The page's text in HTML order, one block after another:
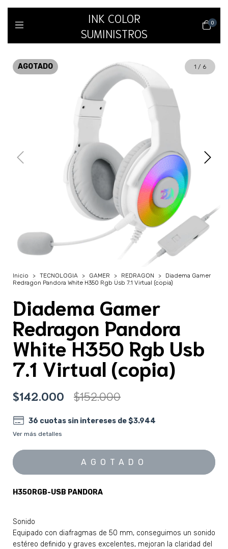
INK COLOR
SUMINISTROS
0
AGOTADO 1 / 6
Inicio > TECNOLOGIA > GAMER > REDRAGON >
Diadema Gamer
Redragon Pandora White H350 Rgb Usb 7.1 Virtual (copia)
Diadema Gamer
Redragon Pandora
White H350 Rgb Usb
7.1 Virtual (copia)
$142.000 $152.000
36 cuotas sin intereses de$3.944
Ver más detalles
H350RGB-USB PANDORA
Sonido
Equipado con diafragmas de 50 mm, conseguimos un sonido
estéreo definido y graves excelentes, mejoran la claridad del